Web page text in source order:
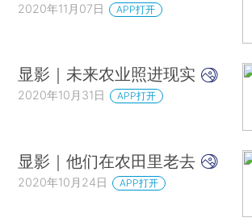
2020年11月07日 APP打开
显影｜未来农业照进现实
2020年10月31日 APP打开
显影｜他们在农田里老去
2020年10月24日 APP打开